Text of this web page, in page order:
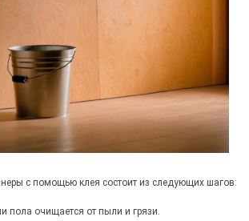
с помощью клея состоит из следующих шагов:
пола очищается от пыли и грязи.